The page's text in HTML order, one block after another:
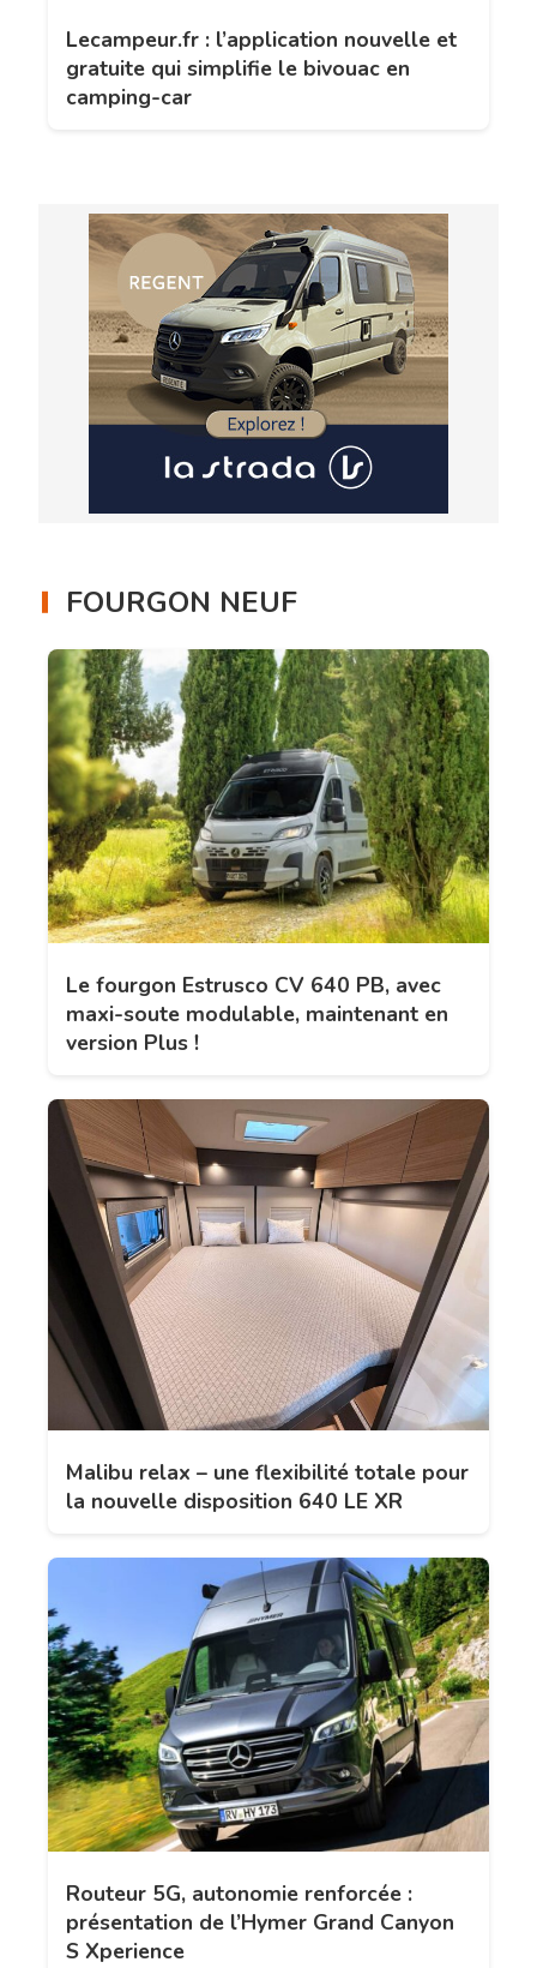
Lecampeur.fr : l’application nouvelle et
gratuite qui simplifie le bivouac en
camping-car
FOURGON NEUF
Le fourgon Estrusco CV 640 PB, avec
maxi-soute modulable, maintenant en
version Plus !
Malibu relax – une flexibilité totale pour
la nouvelle disposition 640 LE XR
Routeur 5G, autonomie renforcée :
présentation de l’Hymer Grand Canyon
S Xperience